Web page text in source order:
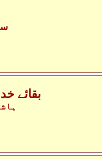
-
-